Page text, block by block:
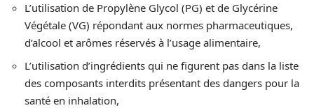
L’utilisation de Propylène Glycol (PG) et de Glycérine
Végétale (VG) répondant aux normes pharmaceutiques,
d’alcool et arômes réservés à l’usage alimentaire,
L’utilisation d’ingrédients qui ne figurent pas dans la liste
des composants interdits présentant des dangers pour la
santé en inhalation,